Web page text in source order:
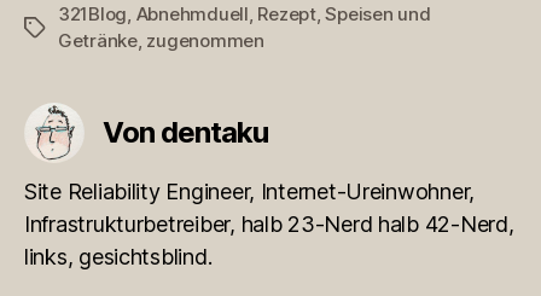
Schlagwörter
321Blog Abnehmduell Rezept,Speisen und
Getränke, zugenommen
Von dentaku
Site Reliability Engineer, Internet-Ureinwohner,
Infrastrukturbetreiber, halb 23-Nerd halb 42-Nerd,
links, gesichtsblind.